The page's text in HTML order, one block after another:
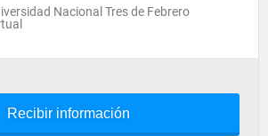
Nacional Tres de Febrero
Recibir información